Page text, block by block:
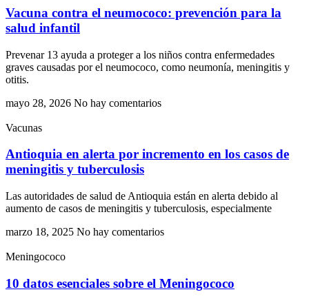
Vacuna contra el neumococo: prevención para la
salud infantil
Prevenar 13 ayuda a proteger a los niños contra enfermedades
graves causadas por el neumococo, como neumonía, meningitis y
otitis.
mayo 28, 2026 No hay comentarios
Vacunas
Antioquia en alerta por incremento en los casos de
meningitis y tuberculosis
Las autoridades de salud de Antioquia están en alerta debido al
aumento de casos de meningitis y tuberculosis, especialmente
marzo 18, 2025 No hay comentarios
Meningococo
10 datos esenciales sobre el Meningococo